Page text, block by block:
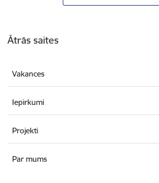
Ātrās saites
Vakances
Iepirkumi
Projekti
Par mums